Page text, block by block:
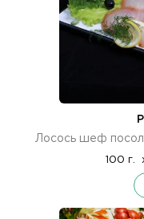
Лосось шеф
100 г.